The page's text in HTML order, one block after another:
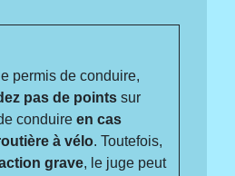
permis de conduire,
pas de points sur
conduireen cas
à vélo. Toutefois,
grave, le juge peut